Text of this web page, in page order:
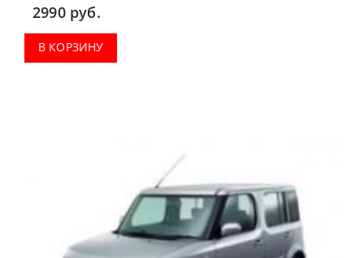
2990 руб.
В КОРЗИНУ